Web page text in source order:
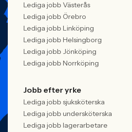
Lediga jobb Västerås
Lediga jobb Örebro
Lediga jobb Linköping
Lediga jobb Helsingborg
Lediga jobb Jönköping
Lediga jobb Norrköping
Jobb efter yrke
Lediga jobb sjuksköterska
Lediga jobb undersköterska
Lediga jobb lagerarbetare